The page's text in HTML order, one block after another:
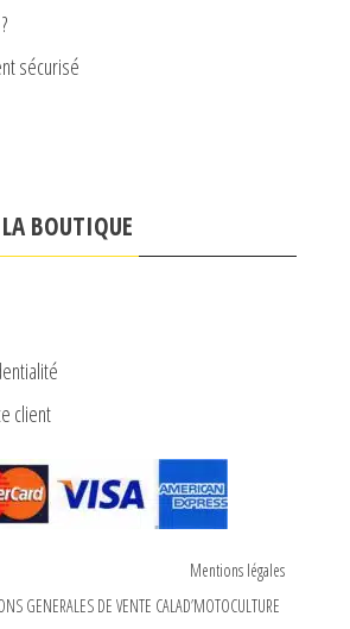
sécurisé
BOUTIQUE
client
Mentions légales
GENERALES DE VENTE CALAD’MOTOCULTURE